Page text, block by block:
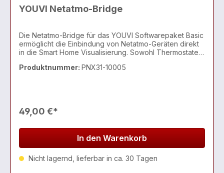
YOUVI Netatmo-Bridge
Die Netatmo-Bridge für das YOUVI Softwarepaket Basic
ermöglicht die Einbindung von Netatmo-Geräten direkt
in die Smart Home Visualisierung. Sowohl Thermostate
können in YOUVI integriert werden. So können
Produktnummer: PNX31-10005
49,00 €*
In den Warenkorb
Nicht lagernd, lieferbar in ca. 30 Tagen